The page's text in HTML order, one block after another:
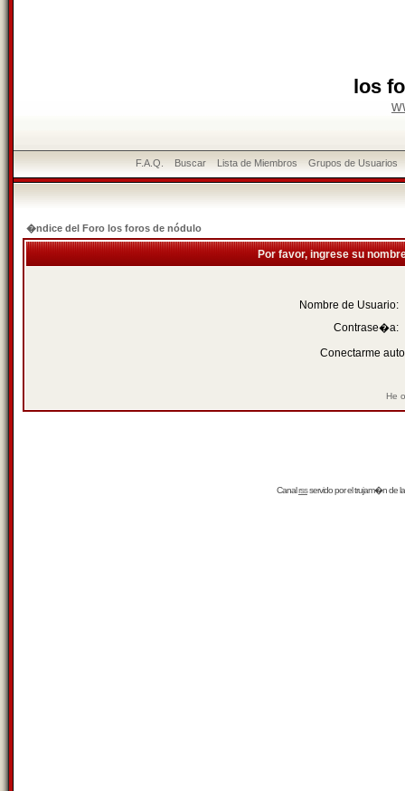
los
F.A.Q. Buscar Lista de Miembros Grupos de Usuarios
�ndice del Foro los foros de nódulo
Por favor, ingrese su
Nombre de Usuario:
Contrase�a:
Conectarme
He
Canalrssservido por eltrujam�nde